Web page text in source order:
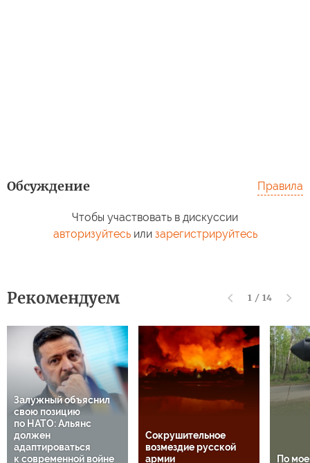
Обсуждение Правила
Чтобы участвовать в дискуссии
авторизуйтесьили зарегистрируйтесь
Рекомендуем 1 / 14
Залужный объяснил
свою позицию
по НАТО: Альянс
должен
адаптироваться
к современной войне
Сокрушительное
возмездие русской
армии
По